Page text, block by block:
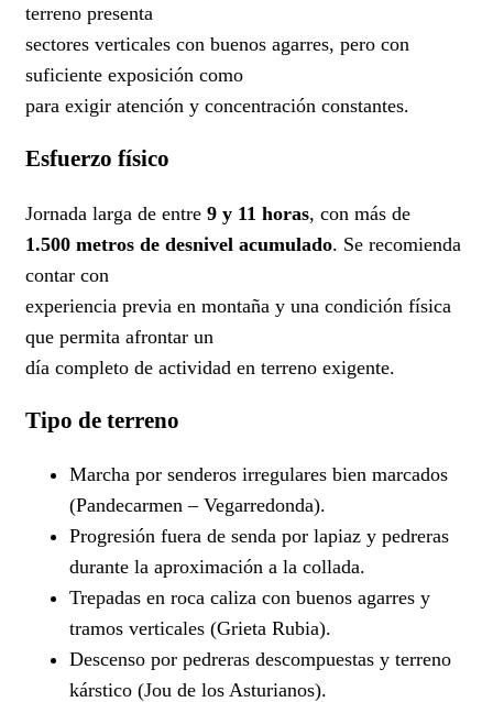
terreno presenta
sectores verticales con buenos agarres, pero con
suficiente exposición como
para exigir atención y concentración constantes.
Esfuerzo físico
Jornada larga de entre 9 y 11 horas, con más de
1.500 metros de desnivel acumulado. Se recomienda
contar con
experiencia previa en montaña y una condición física
que permita afrontar un
día completo de actividad en terreno exigente.
Tipo de terreno
Marcha por senderos irregulares bien marcados
(Pandecarmen – Vegarredonda).
Progresión fuera de senda por lapiaz y pedreras
durante la aproximación a la collada.
Trepadas en roca caliza con buenos agarres y
tramos verticales (Grieta Rubia).
Descenso por pedreras descompuestas y terreno
kárstico (Jou de los Asturianos).